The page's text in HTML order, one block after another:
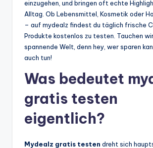
einzugehen, und bringen oft echte
Alltag. Ob Lebensmittel, Kosmetik oder
– auf mydealz findest du täglich frische
Produkte kostenlos zu testen. Tauchen
spannende Welt, denn hey, wer sparen
auch tun!
Was bedeutet
gratis testen
eigentlich?
Mydealz gratis testen dreht sich